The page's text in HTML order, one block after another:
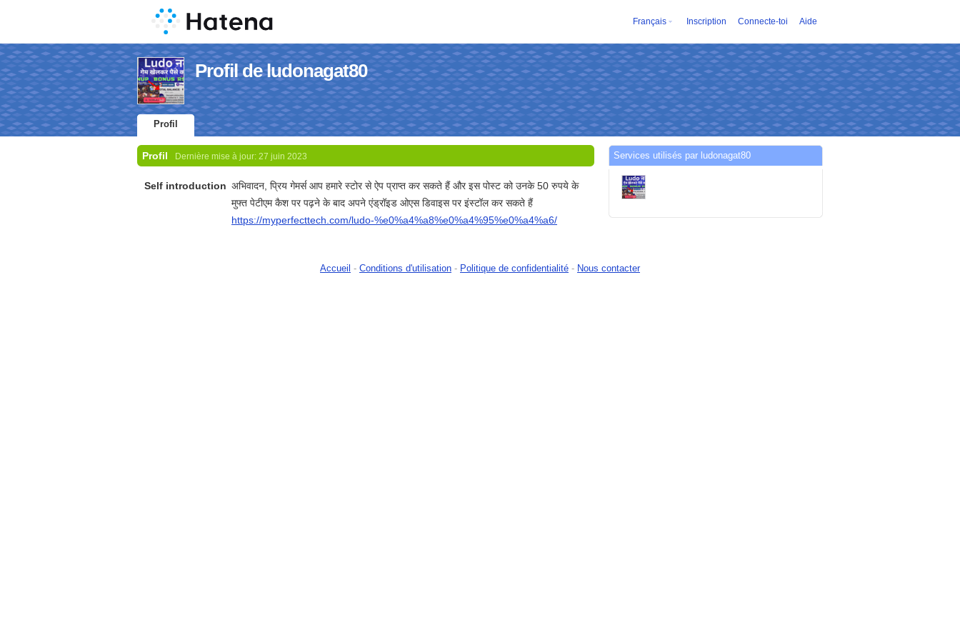
Français Inscription Connecte-toi Aide
Profil de ludonagat80
Profil
Profil Dernière mise à jour: 27 juin 2023
Self introduction अभिवादन, प्रिय गेमर्स आप हमारे स्टोर से ऐप प्राप्त कर सकते हैं और इस पोस्ट को उनके 50 रुपये के
मुफ्त पेटीएम कैश पर पढ़ने के बाद अपने एंड्रॉइड ओएस डिवाइस पर इंस्टॉल कर सकते हैं
https://myperfecttech.com/ludo-%e0%a4%a8%e0%a4%95%e0%a4%a6/
Services utilisés par ludonagat80
Accueil - Conditions d'utilisation - Politique de confidentialité - Nous contacter